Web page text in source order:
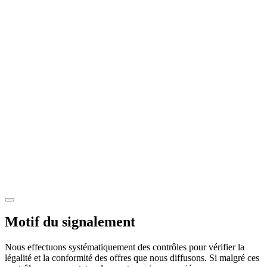
Motif du signalement
Nous effectuons systématiquement des contrôles pour vérifier la
légalité et la conformité des offres que nous diffusons. Si malgré ces